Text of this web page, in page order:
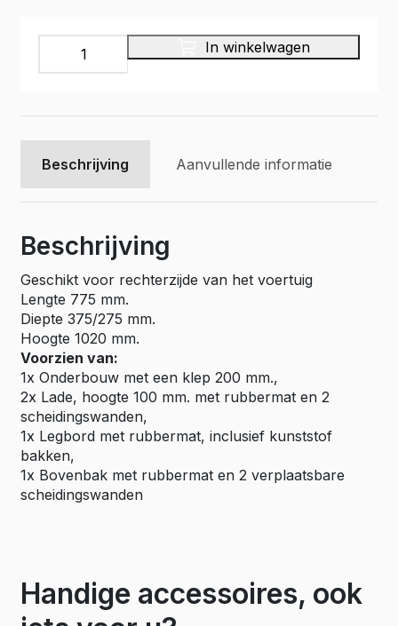
INFINITY
Bedrijfswageninrichting,
In winkelwagen
Beschrijving Aanvullende informatie
Beschrijving
Geschikt voor rechterzijde van het voertuig
Lengte 775 mm.
Diepte 375/275 mm.
Hoogte 1020 mm.
Voorzien van:
1x Onderbouw met een klep 200 mm.,
2x Lade, hoogte 100 mm. met rubbermat en 2
scheidingswanden,
1x Legbord met rubbermat, inclusief kunststof
bakken,
1x Bovenbak met rubbermat en 2 verplaatsbare
scheidingswanden
Handige accessoires, ook